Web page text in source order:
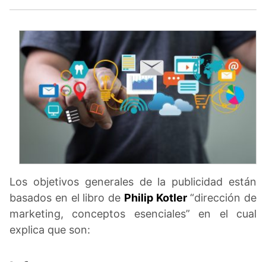
Los objetivos generales de la publicidad están
basados en el libro de Philip Kotler“dirección de
marketing, conceptos esenciales” en el cual
explica que son: